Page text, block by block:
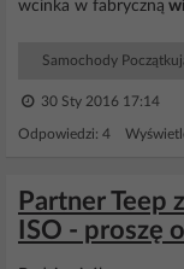
wcinka w fabryczną
Samochody
30 Sty 2016 17:14
Odpowiedzi: 4
Partner Teep
ISO - proszę